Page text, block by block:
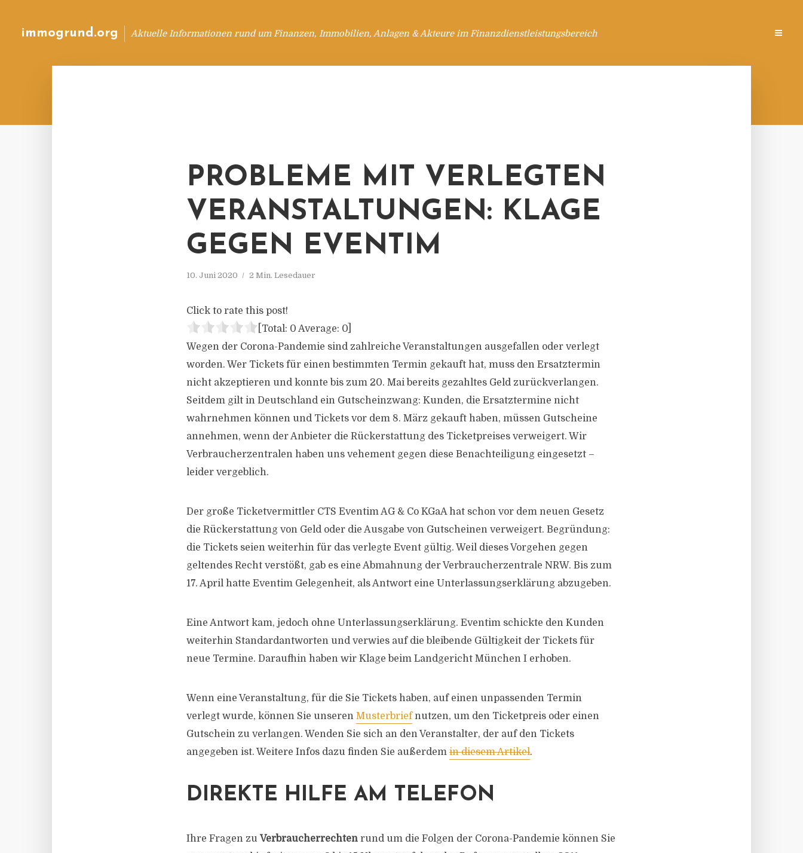
immogrund.org Aktuelle Informationen rund um Finanzen, Immobilien, Anlagen & Akteure im Finanzdienstleistungsbereich
PROBLEME MIT VERLEGTEN
VERANSTALTUNGEN: KLAGE
GEGEN EVENTIM
10. Juni 2020 2 Min. Lesedauer
Click to rate this post!
[Total: 0 Average: 0
Wegen der Corona-Pandemie sind zahlreiche Veranstaltungen ausgefallen oder verlegt
worden. Wer Tickets für einen bestimmten Termin gekauft hat, muss den Ersatztermin
nicht akzeptieren und konnte bis zum 20. Mai bereits gezahltes Geld zurückverlangen.
Seitdem gilt in Deutschland ein Gutscheinzwang: Kunden, die Ersatztermine nicht
wahrnehmen können und Tickets vor dem 8. März gekauft haben, müssen Gutscheine
annehmen, wenn der Anbieter die Rückerstattung des Ticketpreises verweigert. Wir
Verbraucherzentralen haben uns vehement gegen diese Benachteiligung eingesetzt –
leider vergeblich.
Der große Ticketvermittler CTS Eventim AG & Co KGaA hat schon vor dem neuen Gesetz
die Rückerstattung von Geld oder die Ausgabe von Gutscheinen verweigert. Begründung:
die Tickets seien weiterhin für das verlegte Event gültig. Weil dieses Vorgehen gegen
geltendes Recht verstößt, gab es eine Abmahnung der Verbraucherzentrale NRW. Bis zum
17. April hatte Eventim Gelegenheit, als Antwort eine Unterlassungserklärung abzugeben.
Eine Antwort kam, jedoch ohne Unterlassungserklärung. Eventim schickte den Kunden
weiterhin Standardantworten und verwies auf die bleibende Gültigkeit der Tickets für
neue Termine. Daraufhin haben wir Klage beim Landgericht München I erhoben.
Wenn eine Veranstaltung, für die Sie Tickets haben, auf einen unpassenden Termin
verlegt wurde, können Sie unseren Musterbriefnutzen, um den Ticketpreis oder einen
Gutschein zu verlangen. Wenden Sie sich an den Veranstalter, der auf den Tickets
angegeben ist. Weitere Infos dazu finden Sie außerdem in diesem Artikel.
DIREKTE HILFE AM TELEFON
Ihre Fragen zu Verbraucherrechten rund um die Folgen der Corona-Pandemie können Sie